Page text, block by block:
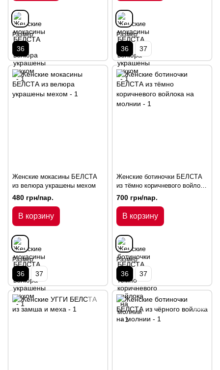
Размер
36
Размер
36 37
Женские мокасины БЕЛСТА
из велюра украшены мехом
480 грн/пар.
В корзину
Размер
36 37
Женские ботиночки БЕЛСТА
из тёмно коричневого войлока
на молнии
700 грн/пар.
В корзину
Размер
36 37